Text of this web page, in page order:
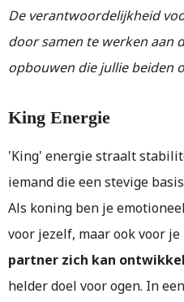
De verantwoordelijkheid
door samen te werken aan
opbouwen die jullie beiden
King Energie
'King' energie straalt
iemand die een stevige
Als koning ben je
voor jezelf, maar ook voor je
partner zich kan
helder doel voor ogen. In